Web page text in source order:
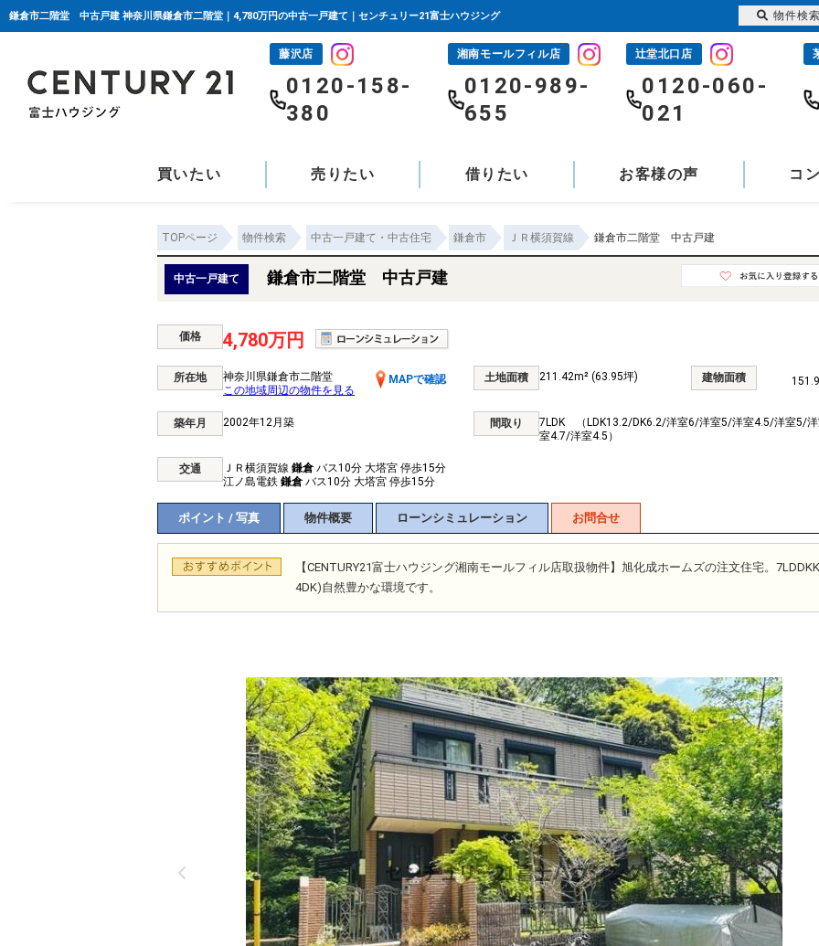
鎌倉市二階堂 中古戸建 神奈川県鎌倉市二階堂｜4,780万円の中古一戸建て｜センチュリー21富士ハウジング
藤沢店
0120-158-
380
湘南モールフィル店
0120-989-
655
辻堂北口店
0120-060-
021
買いたい 売りたい 借りたい お客様の声 コ
TOPページ 物件検索 中古一戸建て・中古住宅 鎌倉市 ＪＲ横須賀線 鎌倉市二階堂 中古戸建
中古一戸建て 鎌倉市二階堂 中古戸建
価格 4,780万円
所在地 神奈川県鎌倉市二階堂
MAPで確認
この地域周辺の物件を見る
土地面積 211.42m² (63.95坪) 建物面積
築年月 2002年12月築 間取り
7LDK （LDK13.2/DK6.2/洋室6/洋室5/洋室4.5/洋室5/
室4.7/洋室4.5）
交通 ＪＲ横須賀線 鎌倉 バス10分 大塔宮 停歩15分
江ノ島電鉄 鎌倉 バス10分 大塔宮 停歩15分
ポイント / 写真 物件概要 ローンシミュレーション お問合せ
【CENTURY21富士ハウジング湘南モールフィル店取扱物件】旭化成ホームズの注文住宅。
4DK)自然豊かな環境です。
物件検